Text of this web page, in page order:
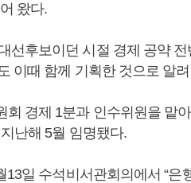
왔다.
선후보이던 시절 경제 공약 전
이때 함께 기획한 것으로 알
경제 1분과 인수위원을 맡
난해 5월 임명됐다.
일 수석비서관회의에서 “은